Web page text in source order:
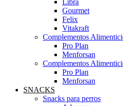
Gourmet
Felix
Vitakraft
Complementos
Pro Plan
Menforsan
Complementos
Pro Plan
Menforsan
SNACKS
Snacks para perros